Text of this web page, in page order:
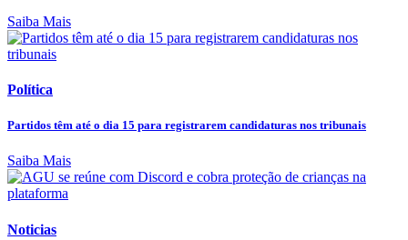
Saiba Mais
Política
Partidos têm até o dia 15 para registrarem candidaturas nos tribunais
Saiba Mais
Noticias